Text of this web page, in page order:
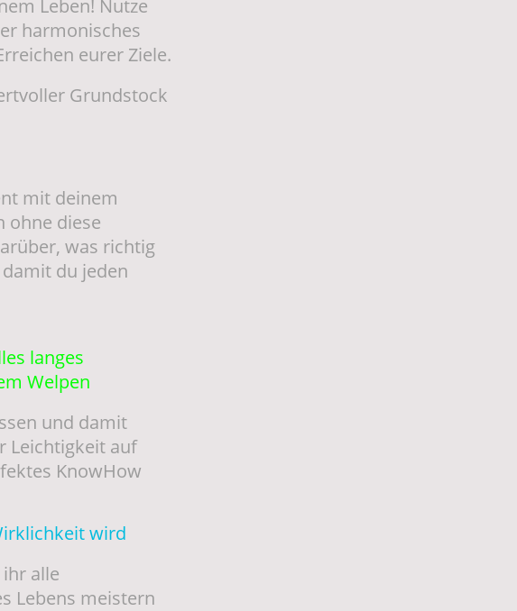
Leben! Nutze
harmonisches
eurer Ziele.
Grundstock
mit deinem
ohne diese
was richtig
du jeden
langes
Welpen
und damit
Leichtigkeit auf
KnowHow
wird
alle
Lebens meistern